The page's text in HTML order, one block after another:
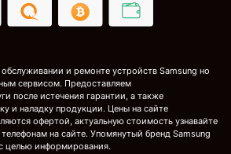
и ремонте устройств Samsung но
сервисом. Предоставляем
после истечения гарантии, а также
и наладку продукции. Цены на сайте
офертой, актуальную стоимость узнавайте
на сайте. Упомянутый бренд Samsung
целью информирования.